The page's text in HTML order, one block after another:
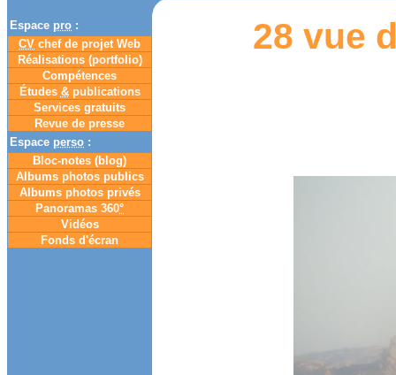
Espace pro :
CV chef de projet Web
Réalisations (portfolio)
Compétences
Études &publications
Services gratuits
Revue de presse
Espace perso :
Bloc-notes (blog)
Albums photos publics
Albums photos privés
Panoramas 360°
Vidéos
Fonds d'écran
28 vue